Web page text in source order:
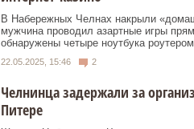
В Набережных Челнах накрыли
мужчина проводил азартные игры
обнаружены четыре ноутбука
22.05.2025, 15:46 2
Челнинца задержали за
Питере